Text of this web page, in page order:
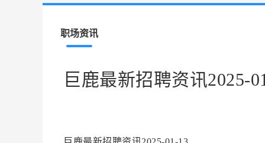
职场资讯
巨鹿最新招聘资讯2025-